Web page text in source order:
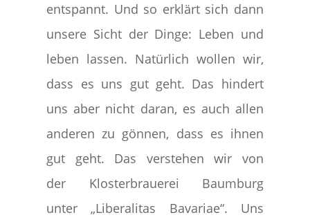
entspannt. Und so erklärt sich dann
unsere Sicht der Dinge: Leben und
leben lassen. Natürlich wollen wir,
dass es uns gut geht. Das hindert
uns aber nicht daran, es auch allen
anderen zu gönnen, dass es ihnen
gut geht. Das verstehen wir von
der Klosterbrauerei Baumburg
unter „Liberalitas Bavariae“. Uns